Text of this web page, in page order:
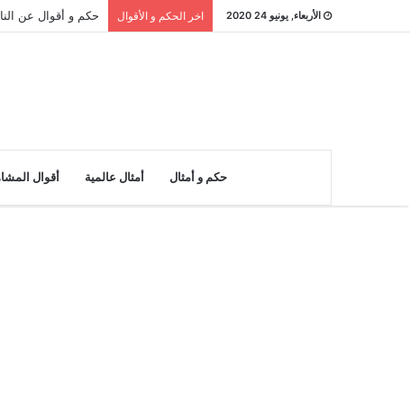
الأربعاء, يونيو 24 2020 اخر الحكم و الأقوال حكم و أقوال عن النادر : 26 مقولة عن
حكم و أمثال أمثال عالمية أقوال